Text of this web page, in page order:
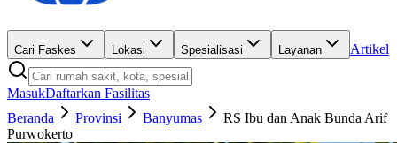
Cari Faskes Lokasi Spesialisasi Layanan Artikel
MasukDaftarkan Fasilitas
Beranda
Provinsi Banyumas
RS Ibu dan Anak Bunda Arif
Purwokerto